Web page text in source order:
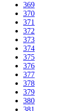
369
370
371
372
373
374
375
376
377
378
379
380
381